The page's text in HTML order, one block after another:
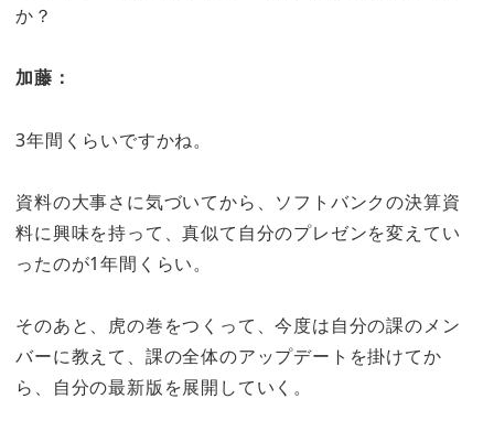
か？
加藤：
3年間くらいですかね。
資料の大事さに気づいてから、ソフトバンクの決算資
料に興味を持って、真似て自分のプレゼンを変えてい
ったのが1年間くらい。
そのあと、虎の巻をつくって、今度は自分の課のメン
バーに教えて、課の全体のアップデートを掛けてか
ら、自分の最新版を展開していく。